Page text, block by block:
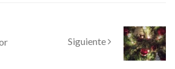
Siguiente